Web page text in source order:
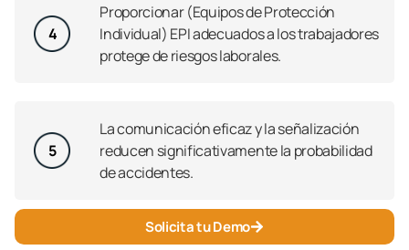
4
Proporcionar (Equipos de Protección
Individual) EPI adecuados a los trabajadores
protege de riesgos laborales.
5
La comunicación eficaz y la señalización
reducen significativamente la probabilidad
de accidentes.
Solicita tu Demo